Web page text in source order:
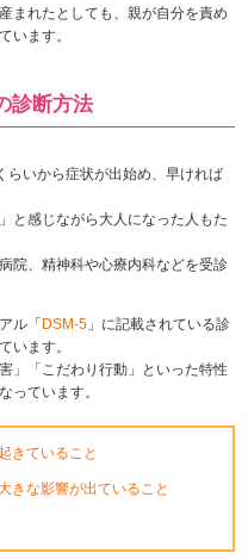
まれたとしても、親が自分を責め
います。
診断方法
らいから症状が出始め、早ければ
と感じながら大人になった人もた
院、精神科や心療内科などを受診
ル「DSM-5 」に記載されている診
います。
」「こだわり行動」といった特性
っています。
きていること
きな影響が出ていること